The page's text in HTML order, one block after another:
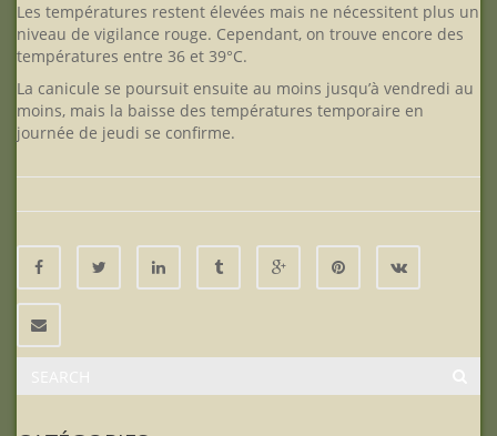
Les températures restent élevées mais ne nécessitent plus un
niveau de vigilance rouge. Cependant, on trouve encore des
températures entre 36 et 39°C.
La canicule se poursuit ensuite au moins jusqu’à vendredi au
moins, mais la baisse des températures temporaire en
journée de jeudi se confirme.